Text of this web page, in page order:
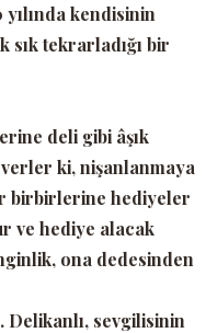
yılında kendisinin
sık tekrarladığı bir
deli gibi âşık
ki, nişanlanmaya
birbirlerine hediyeler
ve hediye alacak
ona dedesinden
Delikanlı, sevgilisinin